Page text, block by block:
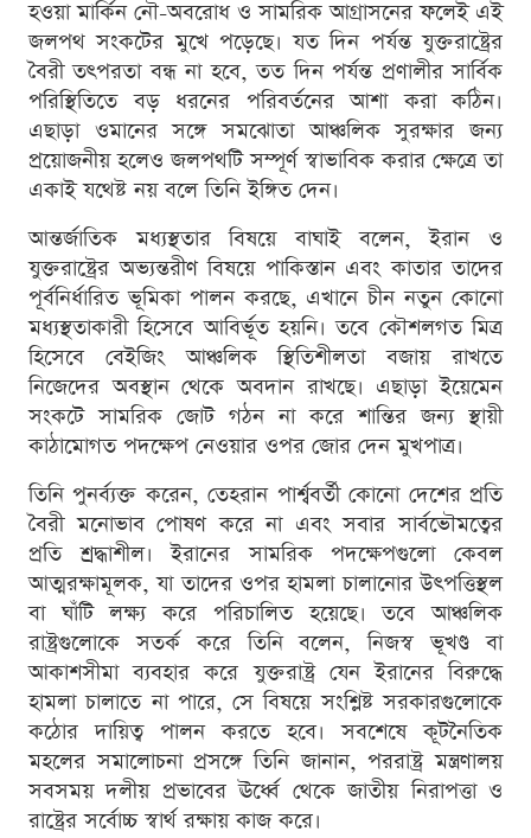
হওয়া মার্কিন নৌ-অবরোধ ও সামরিক আগ্রাসনের ফলেই এই
জলপথ সংকটের মুখে পড়েছে। যত দিন পর্যন্ত যুক্তরাষ্ট্রের
বৈরী তৎপরতা বন্ধ না হবে, তত দিন পর্যন্ত প্রণালীর সার্বিক
পরিস্থিতিতে বড় ধরনের পরিবর্তনের আশা করা কঠিন।
এছাড়া ওমানের সঙ্গে সমঝোতা আঞ্চলিক সুরক্ষার জন্য
প্রয়োজনীয় হলেও জলপথটি সম্পূর্ণ স্বাভাবিক করার ক্ষেত্রে তা
একাই যথেষ্ট নয় বলে তিনি ইঙ্গিত দেন।
আন্তর্জাতিক মধ্যস্থতার বিষয়ে বাঘাই বলেন, ইরান ও
যুক্তরাষ্ট্রের অভ্যন্তরীণ বিষয়ে পাকিস্তান এবং কাতার তাদের
পূর্বনির্ধারিত ভূমিকা পালন করছে, এখানে চীন নতুন কোনো
মধ্যস্থতাকারী হিসেবে আবির্ভূত হয়নি। তবে কৌশলগত মিত্র
হিসেবে বেইজিং আঞ্চলিক স্থিতিশীলতা বজায় রাখতে
নিজেদের অবস্থান থেকে অবদান রাখছে। এছাড়া ইয়েমেন
সংকটে সামরিক জোট গঠন না করে শান্তির জন্য স্থায়ী
কাঠামোগত পদক্ষেপ নেওয়ার ওপর জোর দেন মুখপাত্র।
তিনি পুনর্ব্যক্ত করেন, তেহরান পার্শ্ববর্তী কোনো দেশের প্রতি
বৈরী মনোভাব পোষণ করে না এবং সবার সার্বভৌমত্বের
প্রতি শ্রদ্ধাশীল। ইরানের সামরিক পদক্ষেপগুলো কেবল
আত্মরক্ষামূলক, যা তাদের ওপর হামলা চালানোর উৎপত্তিস্থল
বা ঘাঁটি লক্ষ্য করে পরিচালিত হয়েছে। তবে আঞ্চলিক
রাষ্ট্রগুলোকে সতর্ক করে তিনি বলেন, নিজস্ব ভূখণ্ড বা
আকাশসীমা ব্যবহার করে যুক্তরাষ্ট্র যেন ইরানের বিরুদ্ধে
হামলা চালাতে না পারে, সে বিষয়ে সংশ্লিষ্ট সরকারগুলোকে
কঠোর দায়িত্ব পালন করতে হবে। সবশেষে কূটনৈতিক
মহলের সমালোচনা প্রসঙ্গে তিনি জানান, পররাষ্ট্র মন্ত্রণালয়
সবসময় দলীয় প্রভাবের ঊর্ধ্বে থেকে জাতীয় নিরাপত্তা ও
রাষ্ট্রের সর্বোচ্চ স্বার্থ রক্ষায় কাজ করে।